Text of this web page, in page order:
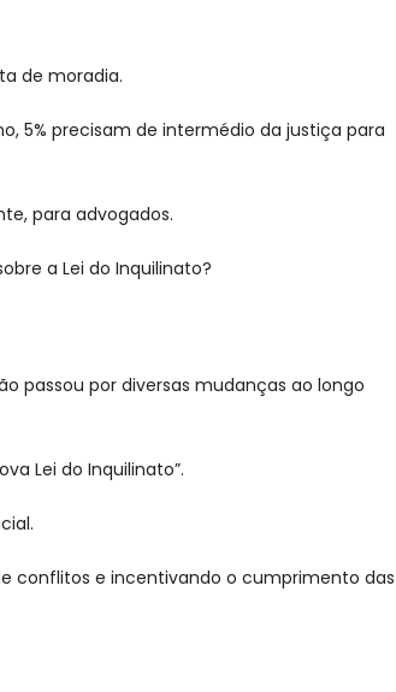
de moradia.
5% precisam de intermédio da justiça para
para advogados.
a Lei do Inquilinato?
passou por diversas mudanças ao longo
Lei do Inquilinato”.
conflitos e incentivando o cumprimento das